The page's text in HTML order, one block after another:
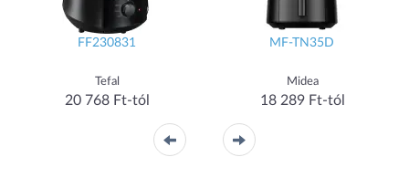
FF230831
Tefal
20 768 Ft-tól
MF-TN35D
Midea
18 289 Ft-tól